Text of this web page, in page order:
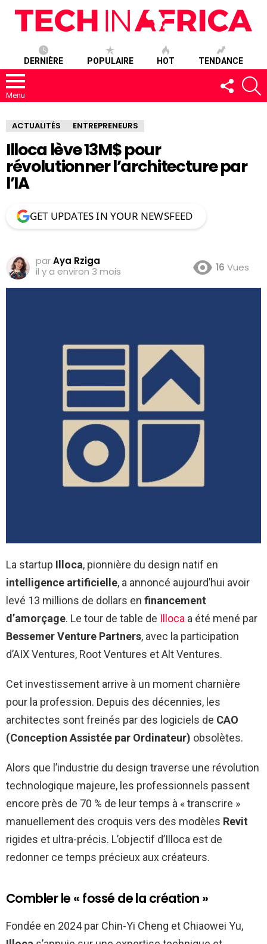
DERNIÈRE POPULAIRE HOT TENDANCE
Menu
SUIVEZ-
NOUS
ACTUALITÉS ENTREPRENEURS
Illoca lève 13M$ pour
révolutionner l’architecture par
l’IA
GET UPDATES IN YOUR NEWSFEED
parAya Rziga
il y a environ 3 mois
16 Vues
La startup Illoca, pionnière du design natif en
intelligence artificielle, a annoncé aujourd’hui avoir
levé 13 millions de dollars en financement
d’amorçage. Le tour de table de Illoca a été mené par
Bessemer Venture Partners, avec la participation
d’AIX Ventures, Root Ventures et Alt Ventures.
Cet investissement arrive à un moment charnière
pour la profession. Depuis des décennies, les
architectes sont freinés par des logiciels de CAO
(Conception Assistée par Ordinateur) obsolètes.
Alors que l’industrie du design traverse une révolution
technologique majeure, les professionnels passent
encore près de 70 % de leur temps à « transcrire »
manuellement des croquis vers des modèles Revit
rigides et ultra-précis. L’objectif d’Illoca est de
redonner ce temps précieux aux créateurs.
Combler le « fossé de la création »
Fondée en 2024 par Chin-Yi Cheng et Chiaowei Yu,